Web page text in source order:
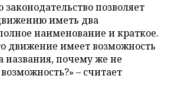
позволяет
иметь два
наименование и краткое.
движение имеет возможность
названия, почему же не
– считает